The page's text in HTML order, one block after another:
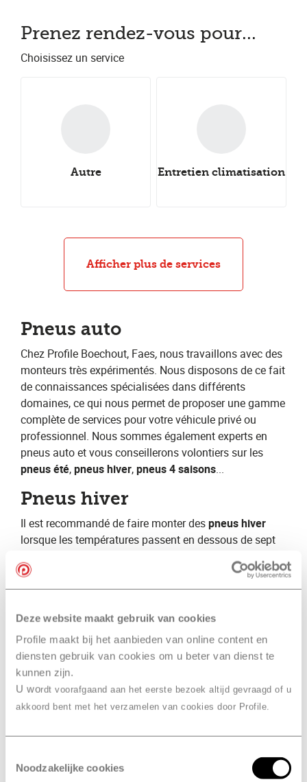
Deze website maakt gebruik van cookies
Profile maakt bij het aanbieden van online content en
diensten gebruik van cookies om u beter van dienst te
kunnen zijn.
U wordt voorafgaand aan het eerste bezoek altijd gevraagd of u
akkoord bent met het verzamelen van cookies door Profile.
Noodzakelijke cookies
Prenez rendez-vous pour...
Choisissez un service
Autre Entretien climatisation
Pneus d'hiver Pneus all-season
Afficher plus de services
Pneus auto
Chez Profile Boechout, Faes, ​nous travaillons avec des
monteurs très expérimentés. Nous disposons de ce fait
de connaissances spécialisées dans différents
domaines, ce qui nous permet de proposer une gamme
complète de services pour votre véhicule privé ou
professionnel. Nous sommes également experts en
pneus auto et vous conseillerons volontiers sur les ​
pneus été​, ​pneus hiver​,​ ​pneus 4 saisons​...
Pneus hiver
Il est recommandé de faire monter des​ ​pneus hiver​
lorsque les températures passent en dessous de sept
pour rouler dans la neige, ils améliorent aussi la
sécurité quand il pleut ou en cas de verglas. De plus,
pneus été​ car leurs rainures sont plus profondes.
En plus de notre expertise des pneus hiver, nous vous
proposons une large gamme de pneus hiver. Vous
souhaitez ​
acheter vos pneus hiver
​? Profile Boechout,
Faes
​ se fera un plaisir de vous fournir des conseils
pneus hiver​ pour vous et votre voiture.
Différence entre petit et